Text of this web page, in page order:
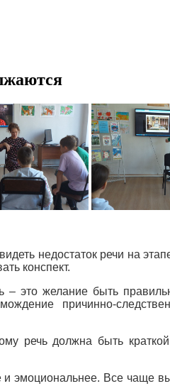
недостаток речи на
конспект.
– это желание быть
причинно-
речь должна быть
эмоциональнее. Все чаще